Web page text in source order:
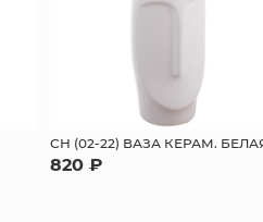
СН (02-22) ВАЗА КЕРАМ.
820 ₽